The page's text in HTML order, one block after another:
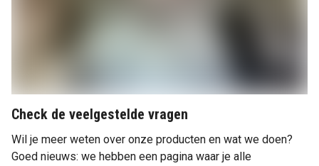
Check de veelgestelde vragen
Wil je meer weten over onze producten en wat we doen?
Goed nieuws: we hebben een pagina waar je alle